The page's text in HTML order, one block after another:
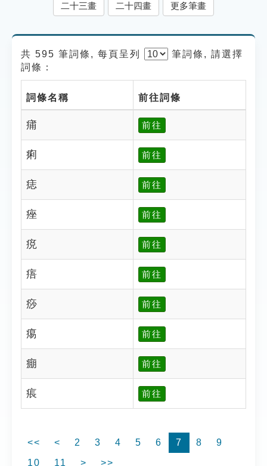
貓頭鷹博士
二十三畫 二十四畫 更多筆畫
共 595 筆詞條, 每頁呈列 筆詞條, 請選擇
詞條：
詞條名稱 前往詞條
痡 前往
痢 前往
痣 前往
痤 前往
痥 前往
痦 前往
痧 前往
痬 前往
痭 前往
痮 前往
<< < 2 3 4 5 6 7 8
9
10
11 > >>